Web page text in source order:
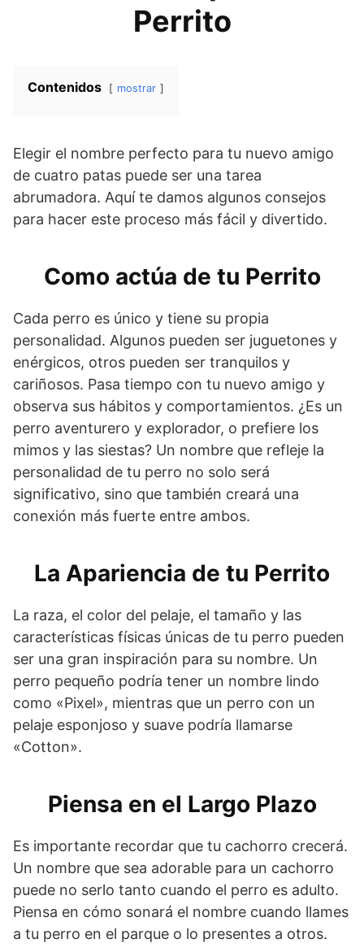
Perrito
Contenidos mostrar
Elegir el nombre perfecto para tu nuevo amigo
de cuatro patas puede ser una tarea
abrumadora. Aquí te damos algunos consejos
para hacer este proceso más fácil y divertido.
Como actúa de tu Perrito
Cada perro es único y tiene su propia
personalidad. Algunos pueden ser juguetones y
enérgicos, otros pueden ser tranquilos y
cariñosos. Pasa tiempo con tu nuevo amigo y
observa sus hábitos y comportamientos. ¿Es un
perro aventurero y explorador, o prefiere los
mimos y las siestas? Un nombre que refleje la
personalidad de tu perro no solo será
significativo, sino que también creará una
conexión más fuerte entre ambos.
La Apariencia de tu Perrito
La raza, el color del pelaje, el tamaño y las
características físicas únicas de tu perro pueden
ser una gran inspiración para su nombre. Un
perro pequeño podría tener un nombre lindo
como «Pixel», mientras que un perro con un
pelaje esponjoso y suave podría llamarse
«Cotton».
Piensa en el Largo Plazo
Es importante recordar que tu cachorro crecerá.
Un nombre que sea adorable para un cachorro
puede no serlo tanto cuando el perro es adulto.
Piensa en cómo sonará el nombre cuando llames
a tu perro en el parque o lo presentes a otros.